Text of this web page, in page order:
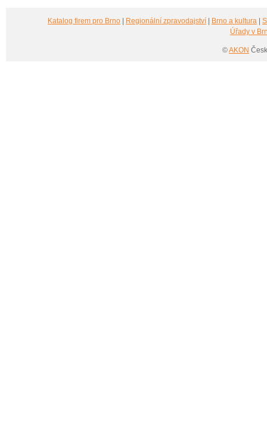
Katalog firem pro Brno Regionální zpravodajství Brno a kultura
Úřady v
©AKON